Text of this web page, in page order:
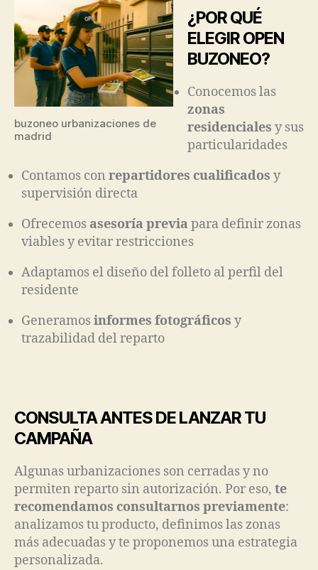
buzoneo urbanizaciones de
madrid
¿POR QUÉ
ELEGIR OPEN
BUZONEO?
Conocemos las
zonas
residenciales y sus
particularidades
Contamos con repartidores cualificados y
supervisión directa
Ofrecemos asesoría previapara definir zonas
viables y evitar restricciones
Adaptamos el diseño del folleto al perfil del
residente
Generamosinformes fotográficos y
trazabilidad del reparto
CONSULTA ANTES DE LANZAR TU
CAMPAÑA
Algunas urbanizaciones son cerradas y no
permiten reparto sin autorización. Por eso, te
recomendamos consultarnos previamente:
analizamos tu producto, definimos las zonas
más adecuadas y te proponemos una estrategia
personalizada.